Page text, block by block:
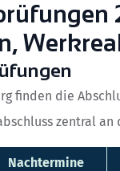
finden die
zentral an
Nachtermine